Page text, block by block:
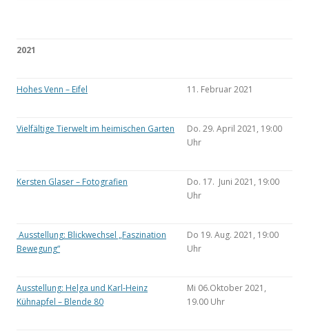
2021
Hohes Venn – Eifel 11. Februar 2021
Vielfältige Tierwelt im heimischen Garten
Do. 29. April 2021, 19:00
Uhr
Kersten Glaser – Fotografien
Do. 17. Juni 2021, 19:00
Uhr
Ausstellung: Blickwechsel „Faszination
Bewegung“
Do 19. Aug. 2021, 19:00
Uhr
Ausstellung: Helga und Karl-Heinz
Kühnapfel – Blende 80
Mi 06.Oktober 2021,
19.00 Uhr